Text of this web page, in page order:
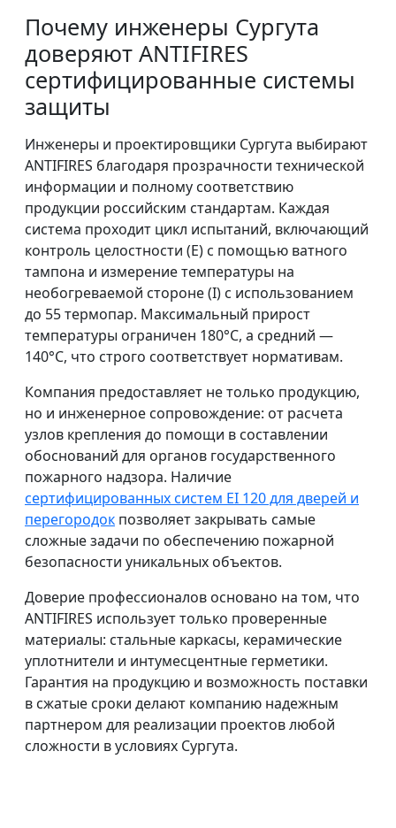
Почему инженеры Сургута
доверяют ANTIFIRES
сертифицированные системы
защиты
Инженеры и проектировщики Сургута выбирают
ANTIFIRES благодаря прозрачности технической
информации и полному соответствию
продукции российским стандартам. Каждая
система проходит цикл испытаний, включающий
контроль целостности (E) с помощью ватного
тампона и измерение температуры на
необогреваемой стороне (I) с использованием
до 55 термопар. Максимальный прирост
температуры ограничен 180°C, а средний —
140°C, что строго соответствует нормативам.
Компания предоставляет не только продукцию,
но и инженерное сопровождение: от расчета
узлов крепления до помощи в составлении
обоснований для органов государственного
пожарного надзора. Наличие
сертифицированных систем EI 120 для дверей и
перегородок позволяет закрывать самые
сложные задачи по обеспечению пожарной
безопасности уникальных объектов.
Доверие профессионалов основано на том, что
ANTIFIRES использует только проверенные
материалы: стальные каркасы, керамические
уплотнители и интумесцентные герметики.
Гарантия на продукцию и возможность поставки
в сжатые сроки делают компанию надежным
партнером для реализации проектов любой
сложности в условиях Сургута.